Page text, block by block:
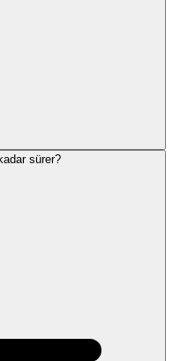
sürer?